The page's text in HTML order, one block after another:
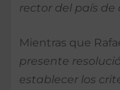
rector del país de
Mientras que
presente
establecer los